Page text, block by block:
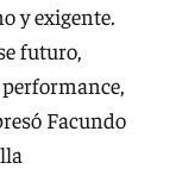
y exigente.
futuro,
Facundo